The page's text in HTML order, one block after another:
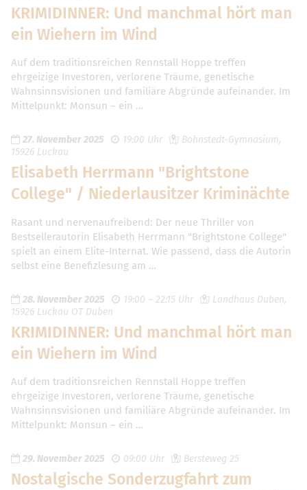
KRIMIDINNER: Und manchmal hört man
ein Wiehern im Wind
Auf dem traditionsreichen Rennstall Hoppe treffen
ehrgeizige Investoren, verlorene Träume, genetische
Wahnsinnsvisionen und familiäre Abgründe aufeinander. Im
Mittelpunkt: Monsun – ein …
27. November 2025 19:00 Uhr
Bohnstedt-Gymnasium,
15926 Luckau
Elisabeth Herrmann "Brightstone
College" / Niederlausitzer Kriminächte
Rasant und nervenaufreibend: Der neue Thriller von
Bestsellerautorin Elisabeth Herrmann "Brightstone College"
spielt an einem Elite-Internat. Wie passend, dass die Autorin
selbst eine Benefizlesung am …
28. November 2025 19:00 – 22:15 Uhr
Landhaus Duben,
15926 Luckau OT Duben
KRIMIDINNER: Und manchmal hört man
ein Wiehern im Wind
Auf dem traditionsreichen Rennstall Hoppe treffen
ehrgeizige Investoren, verlorene Träume, genetische
Wahnsinnsvisionen und familiäre Abgründe aufeinander. Im
Mittelpunkt: Monsun – ein …
29. November 2025 09:00 Uhr Bersteweg 25
Nostalgische Sonderzugfahrt zum